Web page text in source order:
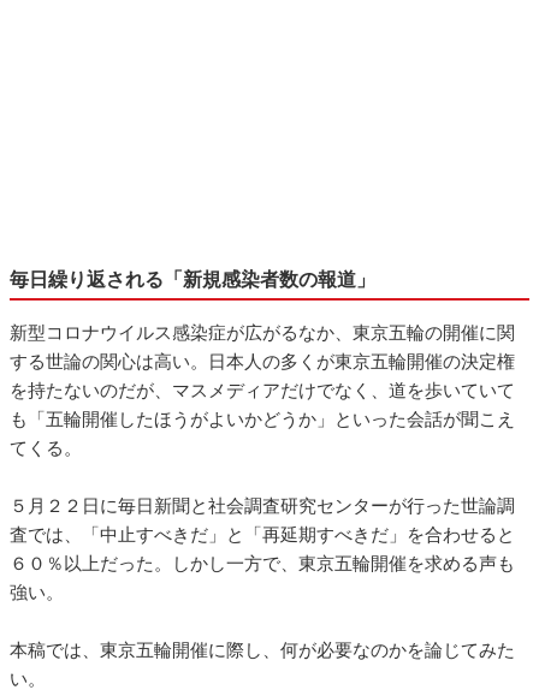
毎日繰り返される「新規感染者数の報道」
新型コロナウイルス感染症が広がるなか、東京五輪の開催に関
する世論の関心は高い。日本人の多くが東京五輪開催の決定権
を持たないのだが、マスメディアだけでなく、道を歩いていて
も「五輪開催したほうがよいかどうか」といった会話が聞こえ
てくる。
５月２２日に毎日新聞と社会調査研究センターが行った世論調
査では、「中止すべきだ」と「再延期すべきだ」を合わせると
６０％以上だった。しかし一方で、東京五輪開催を求める声も
強い。
本稿では、東京五輪開催に際し、何が必要なのかを論じてみた
い。